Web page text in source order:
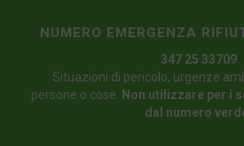
NUMERO EMERGENZA
347 25 33709
Situazioni di pericolo, urgenze
persone o cose. Non utilizzare per i
dal numero